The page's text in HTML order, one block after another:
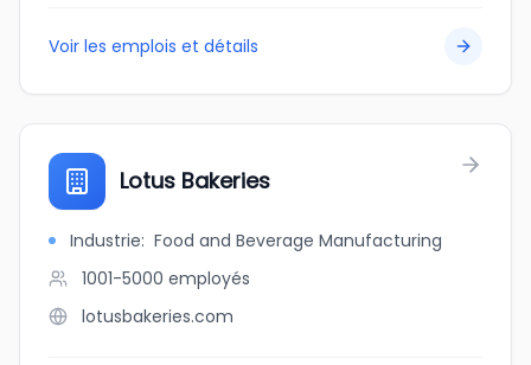
Voir les emplois et détails
Lotus Bakeries
Industrie: Food and Beverage Manufacturing
1001-5000 employés
lotusbakeries.com